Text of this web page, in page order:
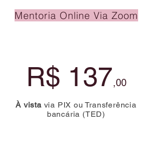
Mentoria Online Via Zoom
R$ 137,00
À vistavia PIX ou Transferência
bancária (TED)